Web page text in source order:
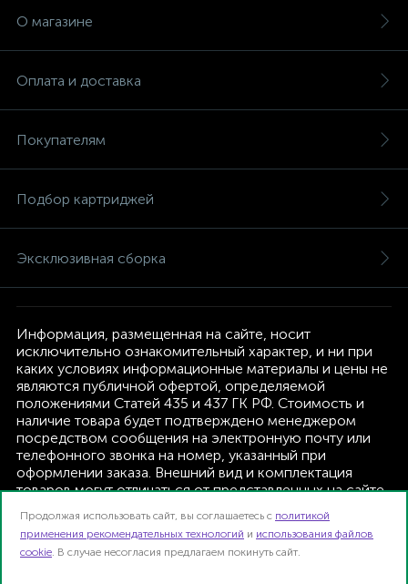
О магазине
Оплата и доставка
Покупателям
Подбор картриджей
Эксклюзивная сборка
Информация, размещенная на сайте, носит
исключительно ознакомительный характер, и ни при
каких условиях информационные материалы и цены не
являются публичной офертой, определяемой
положениями Статей 435 и 437 ГК РФ. Стоимость и
наличие товара будет подтверждено менеджером
посредством сообщения на электронную почту или
телефонного звонка на номер, указанный при
оформлении заказа. Внешний вид и комплектация
товаров могут отличаться от представленных на сайте.
текущую комплектацию, без дополнительного
уведомления.
Продолжая использовать сайт, вы соглашаетесь с политикой
применения рекомендательных технологий и использования файлов
cookie. В случае несогласия предлагаем покинуть сайт.